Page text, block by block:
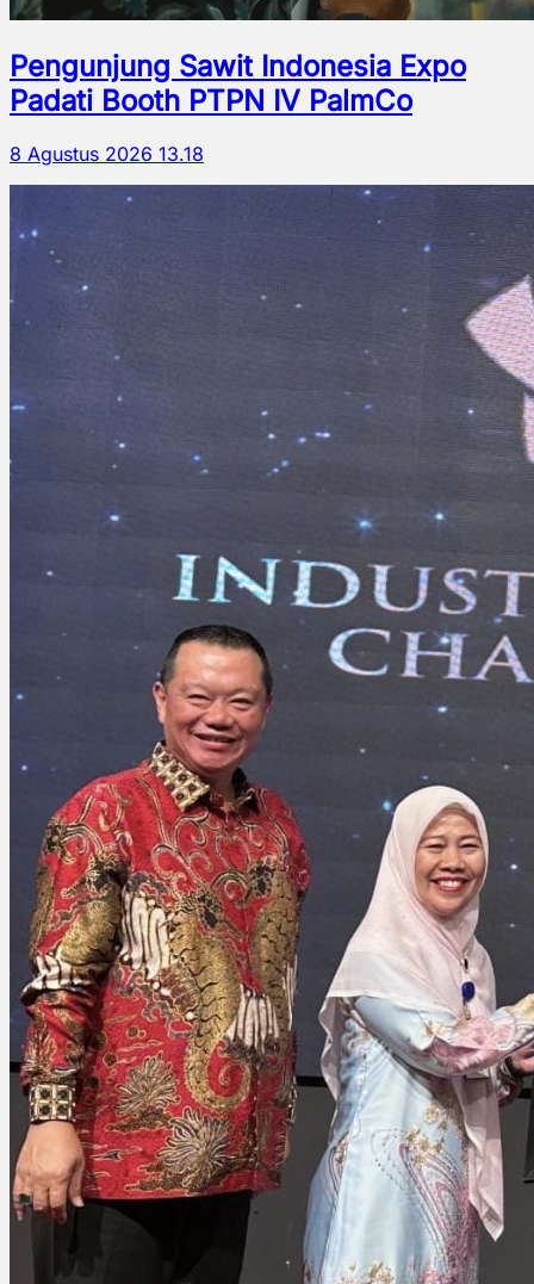
Pengunjung Sawit Indonesia Expo
Padati Booth PTPN IV PalmCo
8 Agustus 2026 13.18